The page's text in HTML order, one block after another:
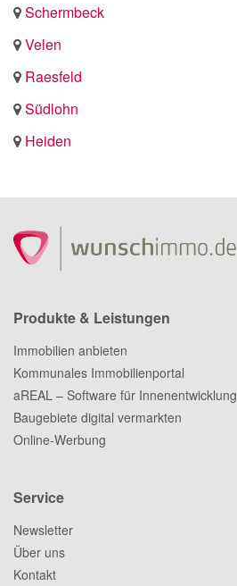
Schermbeck
Velen
Raesfeld
Südlohn
Heiden
Produkte & Leistungen
Immobilien anbieten
Kommunales Immobilienportal
aREAL – Software für Innenentwicklung
Baugebiete digital vermarkten
Online-Werbung
Service
Newsletter
Über uns
Kontakt